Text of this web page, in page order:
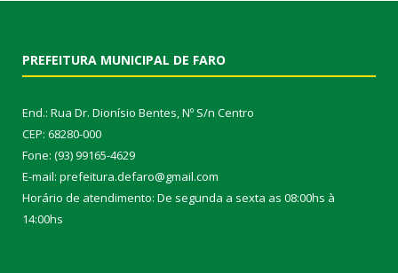
PREFEITURA MUNICIPAL DE FARO
End.: Rua Dr. Dionísio Bentes, Nº S/n Centro
CEP: 68280-000
Fone: (93) 99165-4629
E-mail: prefeitura.defaro@gmail.com
Horário de atendimento: De segunda a sexta as 08:00hs à
14:00hs